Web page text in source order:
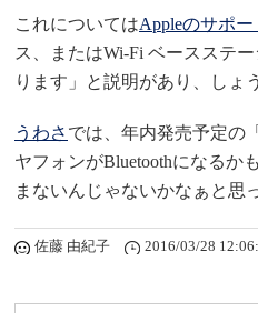
これについてはAppleのサポ
ス、またはWi-Fi ベースステ
ります」と説明があり、しょ
うわさ では、年内発売予定の
ヤフォンがBluetoothになるか
まないんじゃないかなぁと思
佐藤 由紀子 2016/03/28